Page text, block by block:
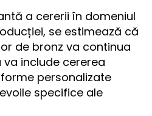
a cererii în domeniul
se estimează că
de bronz va continua
include cererea
personalizate
specifice ale